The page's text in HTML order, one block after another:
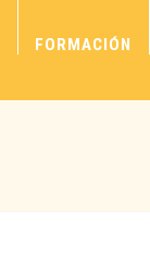
FORMACIÓN